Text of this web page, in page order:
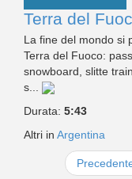
Terra del
La fine del mondo si
Terra del Fuoco:
snowboard, slitte
s...
Durata: 5:43
Altri in Argentina